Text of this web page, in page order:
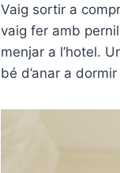
Vaig sortir a
vaig fer amb
menjar a l’hotel.
bé d’anar a